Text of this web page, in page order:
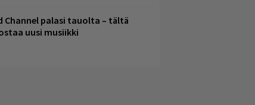
Channel palasi tauolta – tältä
uusi musiikki